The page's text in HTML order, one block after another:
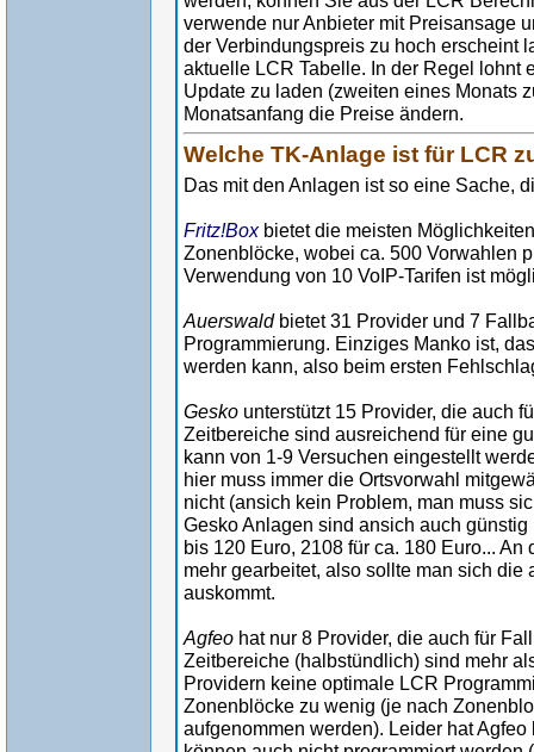
verwende nur Anbieter mit Preisansage
der Verbindungspreis zu hoch erscheint
aktuelle LCR Tabelle. In der Regel lohnt
Update zu laden (zweiten eines Monats
Monatsanfang die Preise ändern.
Welche TK-Anlage ist für LCR
Das mit den Anlagen ist so eine Sache,
Fritz!Boxbietet die meisten
Zonenblöcke, wobei ca. 500 Vorwahlen
Verwendung von 10 VoIP-Tarifen ist
Auerswaldbietet 31 Provider und 7
Programmierung. Einziges Manko ist,
werden kann, also beim ersten
Gesko unterstützt 15 Provider, die auch
Zeitbereiche sind ausreichend für eine
kann von 1-9 Versuchen eingestellt
hier muss immer die Ortsvorwahl
nicht (ansich kein Problem, man muss
Gesko Anlagen sind ansich auch
bis 120 Euro, 2108 für ca. 180 Euro...
mehr gearbeitet, also sollte man sich
auskommt.
Agfeo hat nur 8 Provider, die auch für
Zeitbereiche (halbstündlich) sind mehr
Providern keine optimale LCR
Zonenblöcke zu wenig (je nach
aufgenommen werden). Leider hat